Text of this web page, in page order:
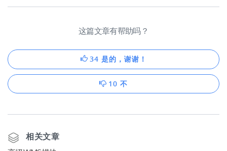
这篇文章有帮助吗？
34 是的，谢谢！
10 不
相关文章